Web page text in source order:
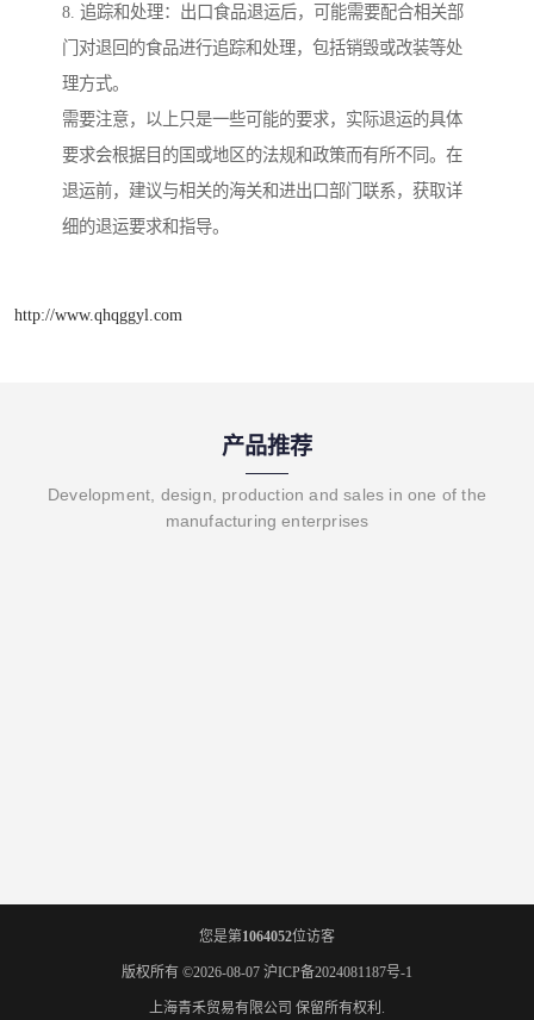
8. 追踪和处理：出口食品退运后，可能需要配合相关部
门对退回的食品进行追踪和处理，包括销毁或改装等处
理方式。
需要注意，以上只是一些可能的要求，实际退运的具体
要求会根据目的国或地区的法规和政策而有所不同。在
退运前，建议与相关的海关和进出口部门联系，获取详
细的退运要求和指导。
http://www.qhqggyl.com
产品推荐
Development, design, production and sales in one of the
manufacturing enterprises
您是第1064052位访客
版权所有 ©2026-08-07 沪ICP备2024081187号-1
上海青禾贸易有限公司 保留所有权利.